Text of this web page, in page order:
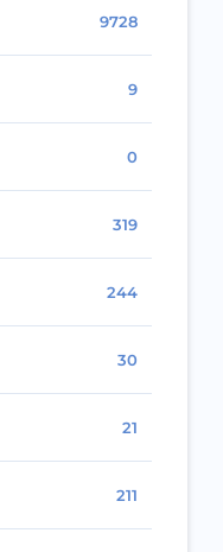
9728
9
0
319
244
30
21
211